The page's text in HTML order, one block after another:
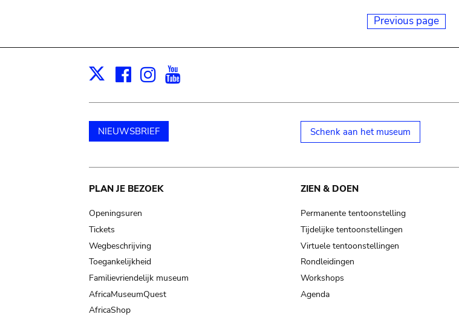
Previous page
X Facebook
Instagram
NIEUWSBRIEF Schenk aan het museum
Main
navigation
PLAN JE BEZOEK
Openingsuren
Tickets
Wegbeschrijving
Toegankelijkheid
Familievriendelijk museum
AfricaMuseumQuest
AfricaShop
ZIEN & DOEN
Permanente tentoonstelling
Tijdelijke tentoonstellingen
Virtuele tentoonstellingen
Rondleidingen
Workshops
Agenda